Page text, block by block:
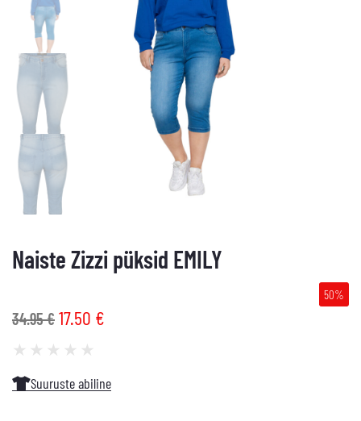
Naiste Zizzi püksid EMILY
50%
34.95€ 17.50 €
★ ★ ★ ★ ★
Suuruste abiline